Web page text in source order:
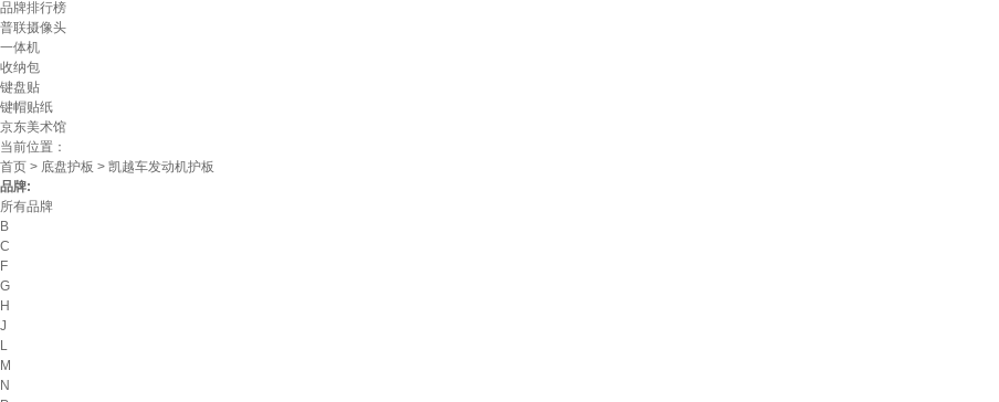
品牌排行榜
普联摄像头
一体机
收纳包
键盘贴
键帽贴纸
京东美术馆
当前位置：
首页 > 底盘护板 > 凯越车发动机护板
品牌:
所有品牌
B
C
F
G
H
J
L
M
N